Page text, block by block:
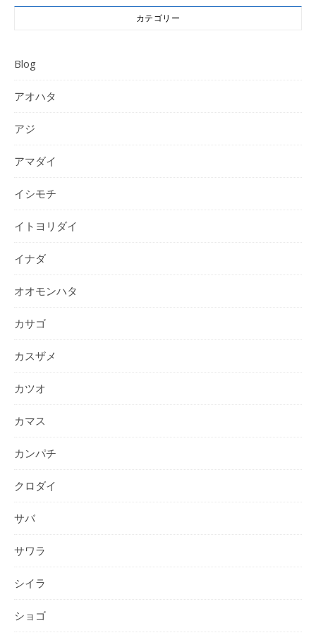
カテゴリー
Blog
アオハタ
アジ
アマダイ
イシモチ
イトヨリダイ
イナダ
オオモンハタ
カサゴ
カスザメ
カツオ
カマス
カンパチ
クロダイ
サバ
サワラ
シイラ
ショゴ